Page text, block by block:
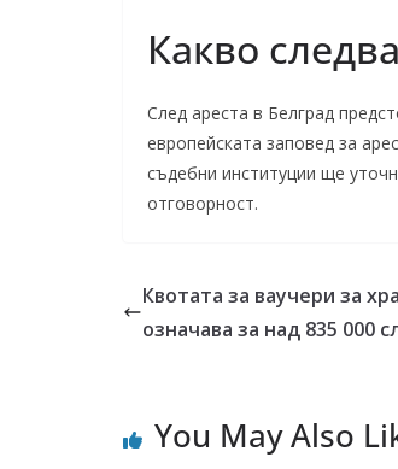
Какво следва
След ареста в Белград
европейската заповед за
съдебни институции ще
отговорност.
Квотата за ваучери за
означава за над 835 000
You May Also